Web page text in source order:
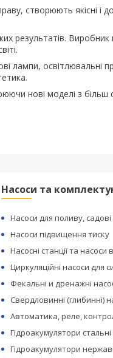
створюють якісні і
результатів.
лампи, освітлювальні
нові моделі з більш
Насоси та
Насоси для поливу, садові
Насоси підвищення тиску
Насосні станції та насоси
Циркуляційні насоси для
Фекальні и дренажні
Свердловинні (глибинні)
Автоматика, реле,
Гідроакумулятори
Гідроакумулятори